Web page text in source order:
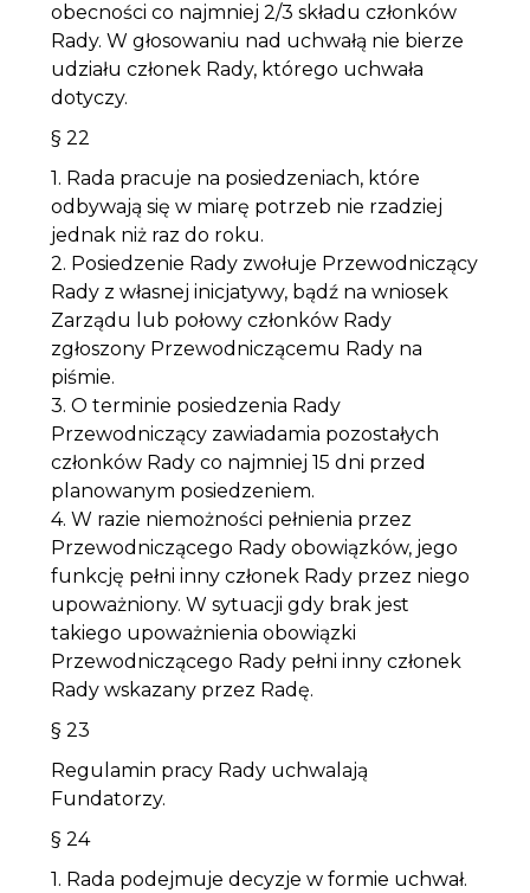
obecności co najmniej 2/3 składu członków
Rady. W głosowaniu nad uchwałą nie bierze
udziału członek Rady, którego uchwała
dotyczy.
§ 22
1. Rada pracuje na posiedzeniach, które
odbywają się w miarę potrzeb nie rzadziej
jednak niż raz do roku.
2. Posiedzenie Rady zwołuje Przewodniczący
Rady z własnej inicjatywy, bądź na wniosek
Zarządu lub połowy członków Rady
zgłoszony Przewodniczącemu Rady na
piśmie.
3. O terminie posiedzenia Rady
Przewodniczący zawiadamia pozostałych
członków Rady co najmniej 15 dni przed
planowanym posiedzeniem.
4. W razie niemożności pełnienia przez
Przewodniczącego Rady obowiązków, jego
funkcję pełni inny członek Rady przez niego
upoważniony. W sytuacji gdy brak jest
takiego upoważnienia obowiązki
Przewodniczącego Rady pełni inny członek
Rady wskazany przez Radę.
§ 23
Regulamin pracy Rady uchwalają
Fundatorzy.
§ 24
1. Rada podejmuje decyzje w formie uchwał.